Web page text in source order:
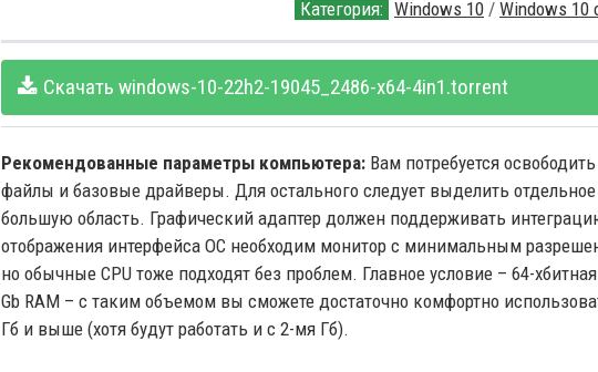
Категория: Windows 10 / Windows 10
Скачать windows-10-22h2-19045_2486-x64-4in1.torrent
Рекомендованные параметры компьютера: Вам потребуется
файлы и базовые драйверы. Для остального следует выделить отдельное
большую область. Графический адаптер должен поддерживать
отображения интерфейса ОС необходим монитор с минимальным
но обычные CPU тоже подходят без проблем. Главное условие – 64-
Gb RAM – с таким объемом вы сможете достаточно комфортно
Гб и выше (хотя будут работать и с 2-мя Гб).